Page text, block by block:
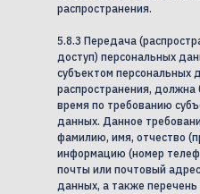
распространения.
5.8.3 Передача
доступ) персональных
субъектом персональных
распространения,
время по требованию
данных. Данное
фамилию, имя, отчество
информацию (номер
почты или почтовый
данных, а также